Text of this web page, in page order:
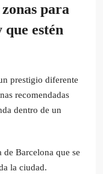
para
estén
prestigio diferente
recomendadas
dentro de un
Barcelona que se
la ciudad.